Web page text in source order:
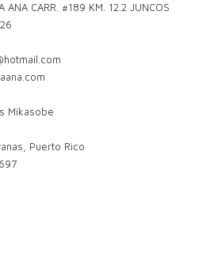
ANA CARR. #189 KM. 12.2 JUNCOS
Mikasobe
Puerto Rico